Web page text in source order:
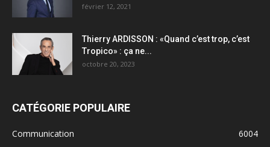
février 12, 2021
Thierry ARDISSON : «Quand c’est trop, c’est
Tropico» : ça ne...
octobre 20, 2023
CATÉGORIE POPULAIRE
Communication
6004